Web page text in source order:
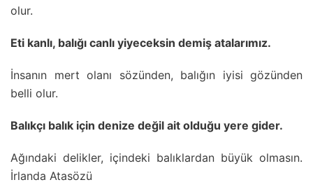
olur.
Eti kanlı, balığı canlı yiyeceksin demiş atalarımız.
İnsanın mert olanı sözünden, balığın iyisi gözünden
belli olur.
Balıkçı balık için denize değil ait olduğu yere gider.
Ağındaki delikler, içindeki balıklardan büyük olmasın.
İrlanda Atasözü